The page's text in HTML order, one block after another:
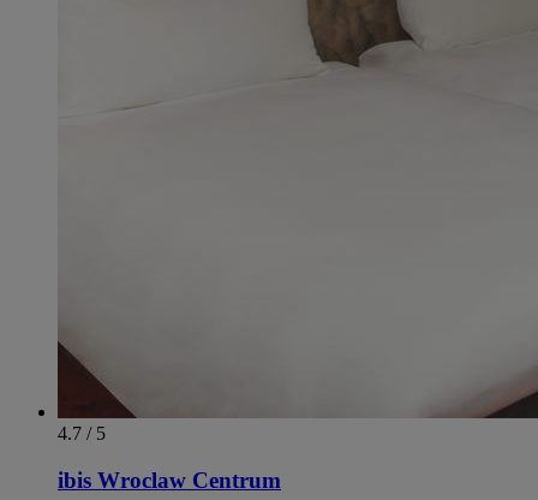
4.7 / 5
ibis Wroclaw Centrum